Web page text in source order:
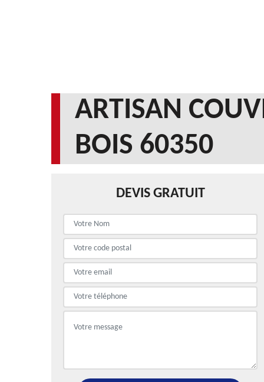
ARTISAN
BOIS 60350
DEVIS GRATUIT